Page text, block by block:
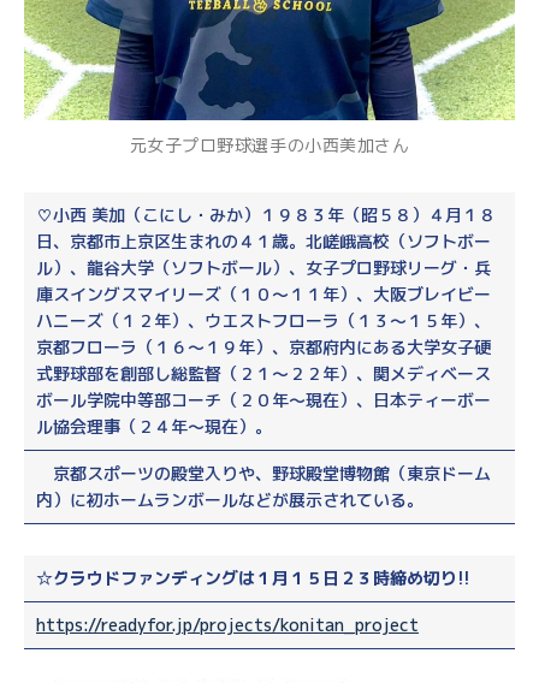
元女子プロ野球選手の小西美加さん
♡小西 美加（こにし・みか）１９８３年（昭５８）４月１８
日、京都市上京区生まれの４１歳。北嵯峨高校（ソフトボー
ル）、龍谷大学（ソフトボール）、女子プロ野球リーグ・兵
庫スイングスマイリーズ（１０～１１年）、大阪ブレイビー
ハニーズ（１２年）、ウエストフローラ（１３～１５年）、
京都フローラ（１６～１９年）、京都府内にある大学女子硬
式野球部を創部し総監督（２１～２２年）、関メディベース
ボール学院中等部コーチ（２０年～現在）、日本ティーボー
ル協会理事（２４年～現在）。
京都スポーツの殿堂入りや、野球殿堂博物館（東京ドーム
内）に初ホームランボールなどが展示されている。
☆クラウドファンディングは１月１５日２３時締め切り!!
https://readyfor.jp/projects/konitan_project